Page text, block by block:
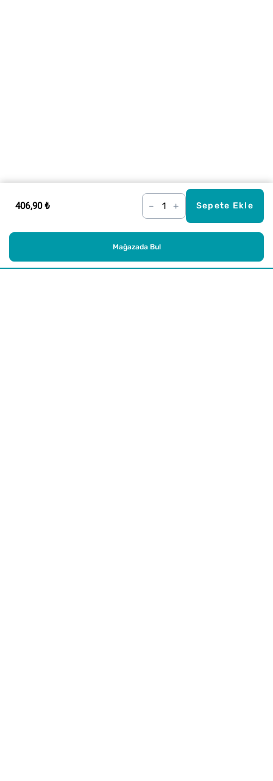
406,90 ₺ – + Sepete Ekle
Mağazada Bul